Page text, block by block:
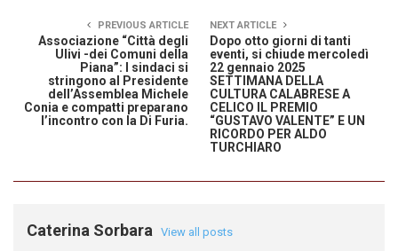
PREVIOUS ARTICLE
Associazione “Città degli
Ulivi -dei Comuni della
Piana”: I sindaci si
stringono al Presidente
dell’Assemblea Michele
Conia e compatti preparano
l’incontro con la Di Furia.
NEXT ARTICLE
Dopo otto giorni di tanti
eventi, si chiude mercoledì
22 gennaio 2025
SETTIMANA DELLA
CULTURA CALABRESE A
CELICO IL PREMIO
“GUSTAVO VALENTE” E UN
RICORDO PER ALDO
TURCHIARO
Caterina Sorbara View all posts